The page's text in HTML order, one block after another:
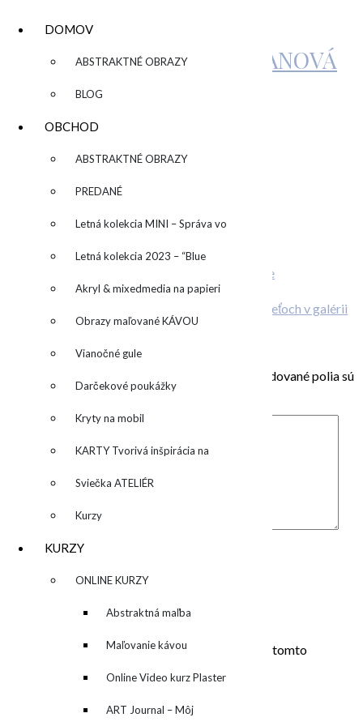
DOMOV
▼ ABSTRAKTNÉ OBRAZY
BLOG
OBCHOD
▼ ABSTRAKTNÉ OBRAZY
PREDANÉ
Letná kolekcia MINI – Správa vo
fľaši
Letná kolekcia 2023 – “Blue
SUN” – “Modré slnko”
Akryl & mixedmedia na papieri
Obrazy maľované KÁVOU
Vianočné gule
Darčekové poukážky
Kryty na mobil
KARTY Tvorivá inšpirácia na
každý deň
Sviečka ATELIÉR
Kurzy
KURZY
▼ ONLINE KURZY
▼ Abstraktná maľba
akrylom (Mixed Media)
Maľovanie kávou
Online Video kurz Plaster
ART
ART Journal – Môj
KATARÍNA SUJOVÁ KALMANOVÁ
IMG_6799
byadminLeave a Comment
Related Posts
ONLINE kurz abstraktnej maľby
Stiahni si wallpaper alebo desktop pozadie
Individuálny kurz maľovania
O deťoch v galérii
Vyžadované polia sú
označené
Meno
*
Uložiť moje meno, e-mail a webovú stránku v tomto